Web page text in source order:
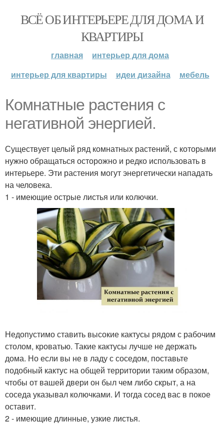
ВСЁ ОБ ИНТЕРЬЕРЕ ДЛЯ ДОМА И
КВАРТИРЫ
главная
интерьер для дома
интерьер для квартиры
идеи дизайна мебель
Комнатные растения с
негативной энергией.
Существует целый ряд комнатных растений, с которыми
нужно обращаться осторожно и редко использовать в
интерьере. Эти растения могут энергетически нападать
на человека.
1 - имеющие острые листья или колючки.
Недопустимо ставить высокие кактусы рядом с рабочим
столом, кроватью. Такие кактусы лучше не держать
дома. Но если вы не в ладу с соседом, поставьте
подобный кактус на общей территории таким образом,
чтобы от вашей двери он был чем либо скрыт, а на
соседа указывал колючками. И тогда сосед вас в покое
оставит.
2 - имеющие длинные, узкие листья.